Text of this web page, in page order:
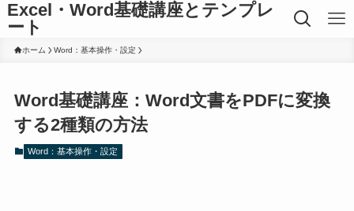
Excel・Word基礎講座とテンプレ
ート
ホーム Word：基本操作・設定
Word基礎講座：Word文書をPDFに変換
する2種類の方法
Word：基本操作・設定